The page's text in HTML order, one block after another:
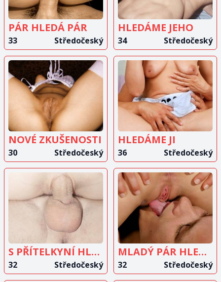
PÁR HLEDÁ PÁR
33 Středočeský
HLEDÁME JEHO
34 Středočeský
ZOBRAZIT
INZERÁT
NOVÉ ZKUŠENOSTI
30 Středočeský
ZOBRAZIT
INZERÁT
HLEDÁME JI
36 Středočeský
ZOBRAZIT
INZERÁT
S PŘÍTELKYNÍ HLEDÁME DÍVKU
32 Středočeský
ZOBRAZIT
INZERÁT
MLADÝ PÁR HLEDÁ DÍVKU
32 Středočeský